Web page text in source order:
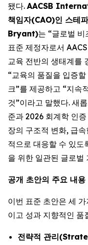
됐다. AACSB
책임자(CAO)인 스테
Bryant)는 “글로벌
표준 제정자로서
교육 전반의 생태계를
“교육의 품질을 입증
크”를 제공하고 “지속
것”이라고 말했다. 새
준과 2026 회계학 인
장의 구조적 변화, 급
적으로 대응할 수 있도
을 위한 일관된 글로벌
공개 초안의 주요 내용
이번 표준 초안은 세
이고 성과 지향적인 품
전략적 관리